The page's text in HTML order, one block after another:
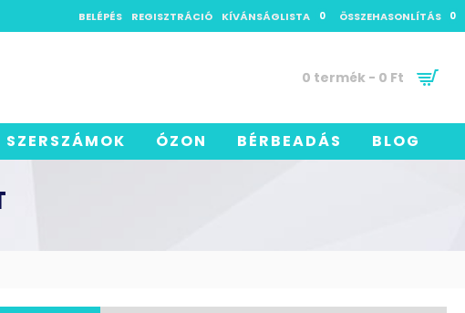
BELÉPÉS REGISZTRÁCIÓ KÍVÁNSÁGLISTA 0 ÖSSZEHASONLÍTÁS 0
0 termék - 0 Ft
SZERSZÁMOK ÓZON BÉRBEADÁS BLOG